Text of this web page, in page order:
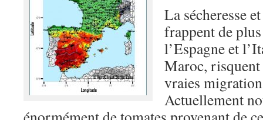
La sécheresse
frappent de
l’Espagne et
Maroc,
vraies
Actuellement